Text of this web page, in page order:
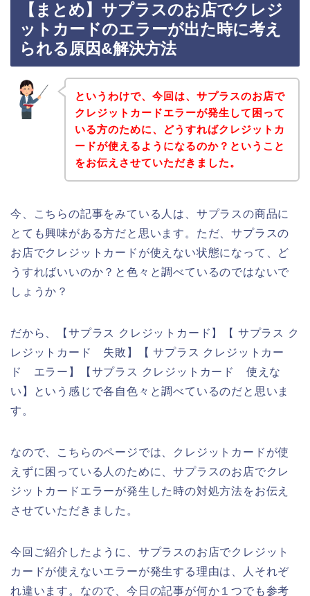
【まとめ】サプラスのお店でクレジ
ットカードのエラーが出た時に考え
られる原因&解決方法
というわけで、今回は、サプラスのお店で
クレジットカードエラーが発生して困って
いる方のために、どうすればクレジットカ
ードが使えるようになるのか？ということ
をお伝えさせていただきました。
今、こちらの記事をみている人は、サプラスの商品に
とても興味がある方だと思います。ただ、サプラスの
お店でクレジットカードが使えない状態になって、ど
うすればいいのか？と色々と調べているのではないで
しょうか？
だから、【サプラス クレジットカード】【 サプラス ク
レジットカード 失敗】【 サプラス クレジットカー
ド エラー】【サプラス クレジットカード 使えな
い】という感じで各自色々と調べているのだと思いま
す。
なので、こちらのページでは、クレジットカードが使
えずに困っている人のために、サプラスのお店でクレ
ジットカードエラーが発生した時の対処方法をお伝え
させていただきました。
今回ご紹介したように、サプラスのお店でクレジット
カードが使えないエラーが発生する理由は、人それぞ
れ違います。なので、今日の記事が何か１つでも参考